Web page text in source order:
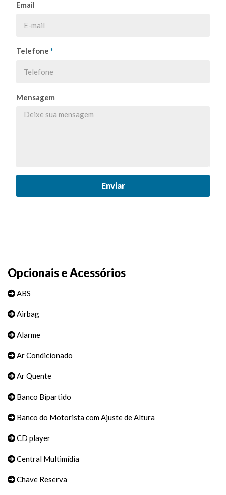
Email
Telefone *
Mensagem
Opcionais e Acessórios
ABS
Airbag
Alarme
Ar Condicionado
Ar Quente
Banco Bipartido
Banco do Motorista com Ajuste de Altura
CD player
Central Multimídia
Chave Reserva